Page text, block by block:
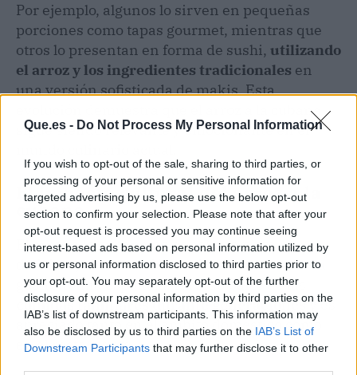
Que.es - Do Not Process My Personal Information
If you wish to opt-out of the sale, sharing to third parties, or
processing of your personal or sensitive information for
targeted advertising by us, please use the below opt-out
section to confirm your selection. Please note that after your
opt-out request is processed you may continue seeing
interest-based ads based on personal information utilized by
us or personal information disclosed to third parties prior to
your opt-out. You may separately opt-out of the further
disclosure of your personal information by third parties on the
IAB’s list of downstream participants. This information may
also be disclosed by us to third parties on the IAB’s List of
Downstream Participants that may further disclose it to other
Por ejemplo, algunos lo sirven en pequeñas
porciones como tapas gourmet, mientras que
otros lo presentan en forma de sushi, utilizando
el arroz y los ingredientes tradicionales en
una versión sofisticada de makis. Esta
evolución demuestra que el arroz a la cubana
sigue siendo relevante y emocionante en el
El impacto cultural del arroz a la
cubana
El arroz a la cubana no es solo un plato
delicioso, sino también un icono cultural en la
gastronomía española. Ha sido parte de las
comidas familiares durante generacionesy es
apreciado tanto en el ámbito doméstico como
en el restaurante.